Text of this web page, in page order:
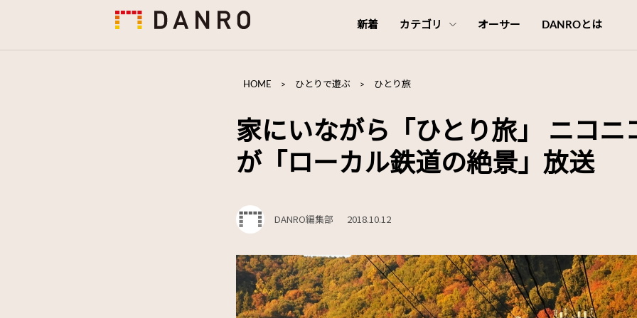
新着 カテゴリ オーサー DANROとは
HOME > ひとりで遊ぶ > ひとり旅
家にいながら「ひとり旅」 ニコニ
が「ローカル鉄道の絶景」放送
DANRO編集部 2018.10.12